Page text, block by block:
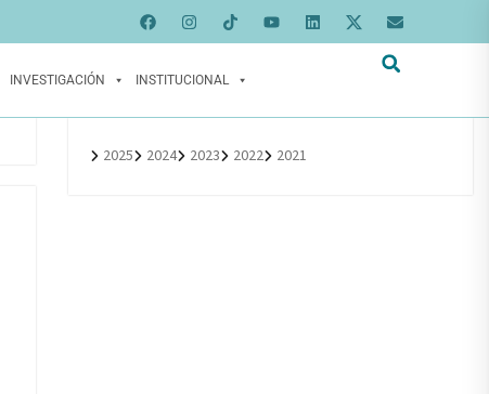
INVESTIGACIÓN INSTITUCIONAL
2025 2024 2023 2022 2021